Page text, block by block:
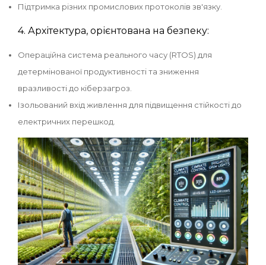
Підтримка різних промислових протоколів зв'язку.
4. Архітектура, орієнтована на безпеку:
Операційна система реального часу (RTOS) для
детермінованої продуктивності та зниження
вразливості до кіберзагроз.
Ізольований вхід живлення для підвищення стійкості до
електричних перешкод.